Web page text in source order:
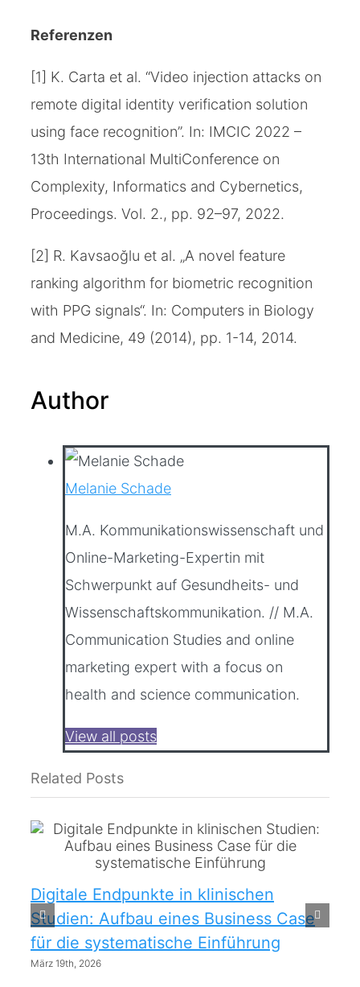
Referenzen
[1] K. Carta et al. “Video injection attacks on
remote digital identity verification solution
using face recognition”. In: IMCIC 2022 –
13th International MultiConference on
Complexity, Informatics and Cybernetics,
Proceedings. Vol. 2., pp. 92–97, 2022.
[2] R. Kavsaoğlu et al. „A novel feature
ranking algorithm for biometric recognition
with PPG signals“. In: Computers in Biology
and Medicine, 49 (2014), pp. 1-14, 2014.
Author
Melanie Schade
M.A. Kommunikationswissenschaft und
Online-Marketing-Expertin mit
Schwerpunkt auf Gesundheits- und
Wissenschaftskommunikation. // M.A.
Communication Studies and online
marketing expert with a focus on
health and science communication.
View all posts
Related Posts
Digitale Endpunkte in klinischen
Studien: Aufbau eines Business Case
für die systematische Einführung
März 19th, 2026